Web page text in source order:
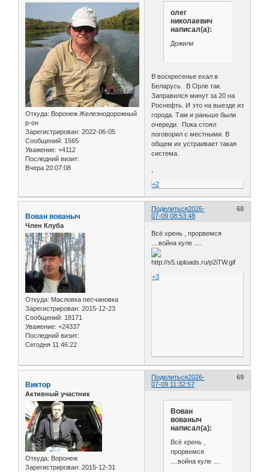
Откуда: Воронеж Железнодорожный
р-он
Зарегистрирован: 2022-06-05
Сообщений: 1565
Уважение: +4112
Последний визит:
Вчера 20:07:08
олег
николаевич
написал(а):
Дожили
В воскресенье ехал в
Беларусь. В Орле так.
Заправился минут за 20 на
Роснефть. И это на выезде из
города. Там и раньше были
очереди. Пока стоял
поговорил с местными. В
общем их устраивает такая
система.
+2
Поделиться 68
2026-
07-09 08:53:48
Вован вованыч
Член Клуба
Откуда: Масловка песчановка
Зарегистрирован: 2015-12-23
Сообщений: 18171
Уважение: +24337
Последний визит:
Сегодня 11:46:22
Всё хрень , прорвемся
....война куле ....
+3
Поделиться 69
2026-
07-09 11:32:57
Виктор
Активный участник
Откуда: Воронеж
Зарегистрирован: 2015-12-31
Вован
вованыч
написал(а):
Всё хрень ,
прорвемся
....война куле ....